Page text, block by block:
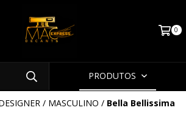
0
PRODUTOS
/ MASCULINO / Bella Bellissima